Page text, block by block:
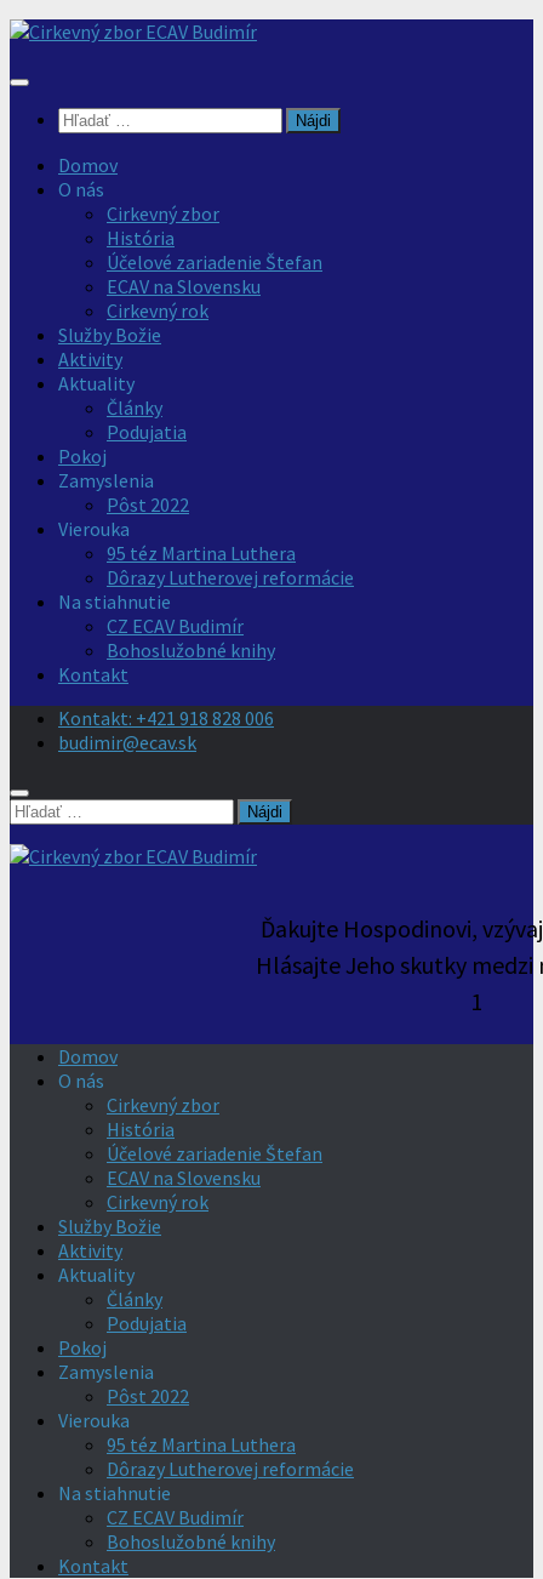
Preskočiť
obsah
Hľadať:
Domov
O nás
Cirkevný zbor
História
Účelové zariadenie Štefan
ECAV na Slovensku
Cirkevný rok
Služby Božie
Aktivity
Aktuality
Články
Podujatia
Pokoj
Zamyslenia
Pôst 2022
Vierouka
95 téz Martina Luthera
Dôrazy Lutherovej reformácie
Na stiahnutie
CZ ECAV Budimír
Bohoslužobné knihy
Kontakt
Kontakt: +421 918 828 006
budimir@ecav.sk
Hľadať:
Ďakujte Hospodinovi,
Hlásajte Jeho skutky medzi
1
Domov
O nás
Cirkevný zbor
História
Účelové zariadenie Štefan
ECAV na Slovensku
Cirkevný rok
Služby Božie
Aktivity
Aktuality
Články
Podujatia
Pokoj
Zamyslenia
Pôst 2022
Vierouka
95 téz Martina Luthera
Dôrazy Lutherovej reformácie
Na stiahnutie
CZ ECAV Budimír
Bohoslužobné knihy
Kontakt